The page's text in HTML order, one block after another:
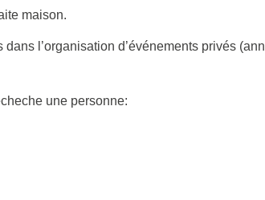
maison.
l’organisation d’événements privés
une personne: